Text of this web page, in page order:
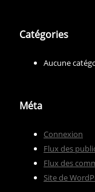
Catégories
Aucune
Méta
Connexion
Flux des
Flux des
Site de